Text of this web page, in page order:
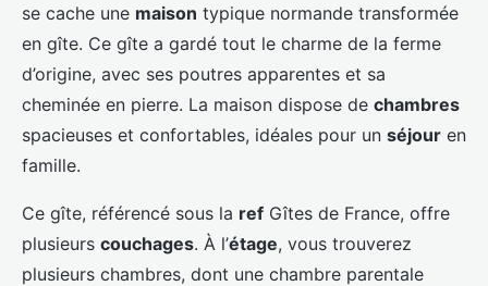
se cache une maison typique normande transformée
en gîte. Ce gîte a gardé tout le charme de la ferme
d’origine, avec ses poutres apparentes et sa
cheminée en pierre. La maison dispose de chambres
spacieuses et confortables, idéales pour un séjour en
famille.
Ce gîte, référencé sous la ref Gîtes de France, offre
plusieurs couchages. À l’étage, vous trouverez
plusieurs chambres, dont une chambre parentale